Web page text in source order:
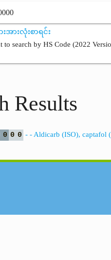
အားလုံးစာရင်း
to search by HS Code (2022
Results
0 0 0 - - Aldicarb (ISO), captafol